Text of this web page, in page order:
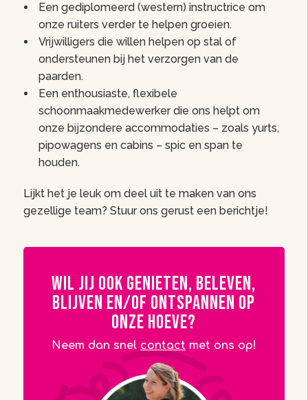
Een gediplomeerd (western) instructrice om
onze ruiters verder te helpen groeien.
Vrijwilligers die willen helpen op stal of
ondersteunen bij het verzorgen van de
paarden.
Een enthousiaste, flexibele
schoonmaakmedewerker die ons helpt om
onze bijzondere accommodaties – zoals yurts,
pipowagens en cabins – spic en span te
houden.
Lijkt het je leuk om deel uit te maken van ons
gezellige team? Stuur ons gerust een berichtje!
Wil jij ook genieten, beleven,
blijven en/of ontspannen op
onze Hoeve?
Neem dan snel contact met ons op!